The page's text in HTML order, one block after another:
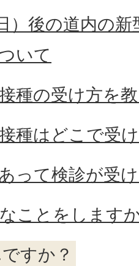
）後の道内の
いて
種の受け方を
種はどこで受
って検診が受
ことをします
すか？